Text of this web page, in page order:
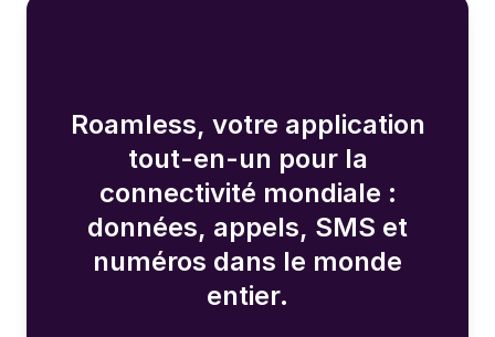
Roamless, votre application
tout-en-un pour la
connectivité mondiale :
données, appels, SMS et
numéros dans le monde
entier.